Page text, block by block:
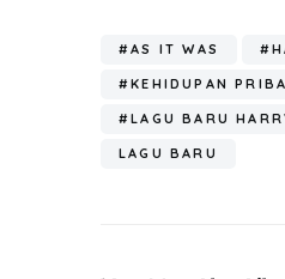
ok A
p
p
ar
e
#AS IT WAS
#KEHIDUPAN
#LAGU BARU
LAGU BARU